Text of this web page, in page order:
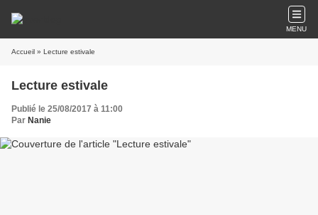
MENU
Accueil » Lecture estivale
Lecture estivale
Publié le 25/08/2017 à 11:00
Par Nanie